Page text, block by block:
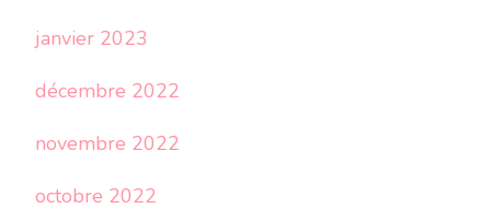
janvier 2023
décembre 2022
novembre 2022
octobre 2022